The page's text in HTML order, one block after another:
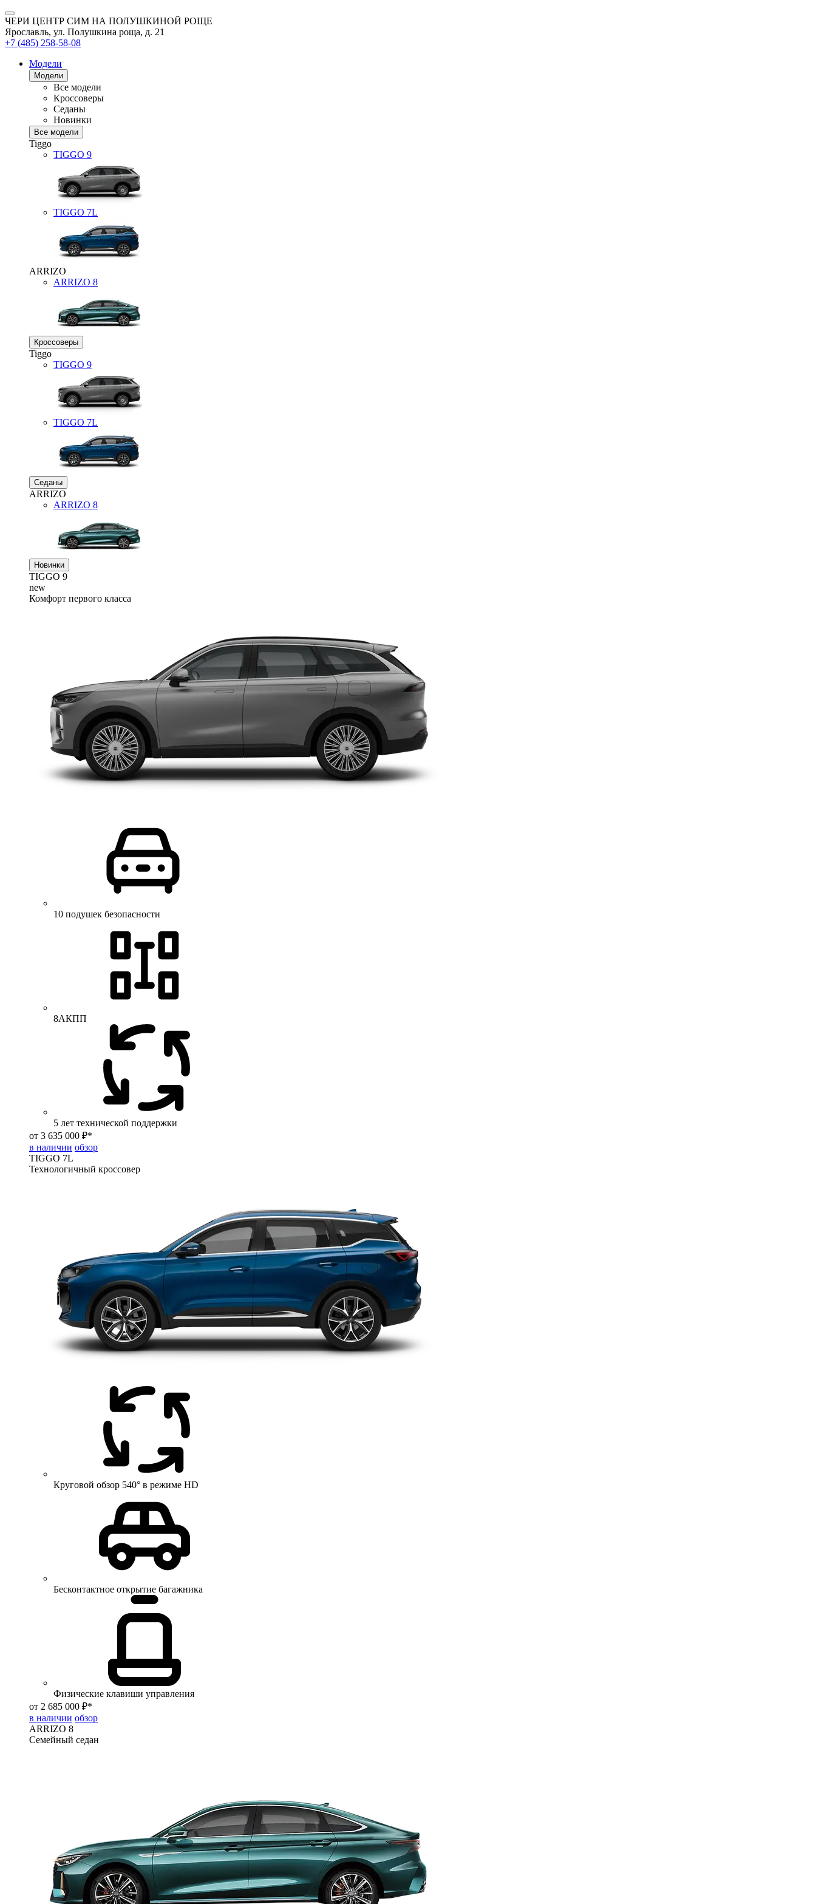
ЧЕРИ ЦЕНТР СИМ НА ПОЛУШКИНОЙ РОЩЕ
Ярославль, ул. Полушкина роща, д. 21
+7 (485) 258-58-08
Модели
Модели
Все модели
Кроссоверы
Седаны
Новинки
Все модели
Tiggo
TIGGO 9
TIGGO 7L
ARRIZO
ARRIZO 8
Кроссоверы
Tiggo
TIGGO 9
TIGGO 7L
Седаны
ARRIZO
ARRIZO 8
Новинки
TIGGO 9
new
Комфорт первого класса
10 подушек безопасности
8АКПП
5 лет технической поддержки
от 3 635 000 ₽*
в наличии обзор
TIGGO 7L
Технологичный кроссовер
Круговой обзор 540° в режиме HD
Бесконтактное открытие багажника
Физические клавиши управления
от 2 685 000 ₽*
в наличии обзор
ARRIZO 8
Семейный седан